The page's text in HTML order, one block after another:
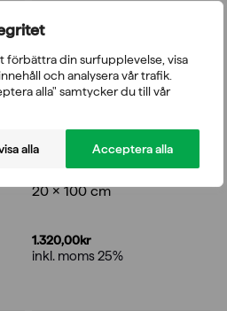
förbättra din surfupplevelse, visa
och analysera vår trafik.
alla" samtycker du till vår
alla Acceptera alla
Fysioline Bobath rulldyna
20 x 100 cm
1.320,00kr
inkl. moms 25%